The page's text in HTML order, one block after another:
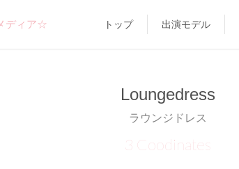
ディア☆ トップ 出演モデル
Loungedress
ラウンジドレス
3 Coodinates